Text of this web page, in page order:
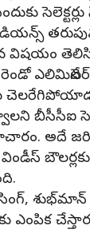
విషయం
బీసీసీఐ
అదే
బౌలర్లకు
ఎంపిక